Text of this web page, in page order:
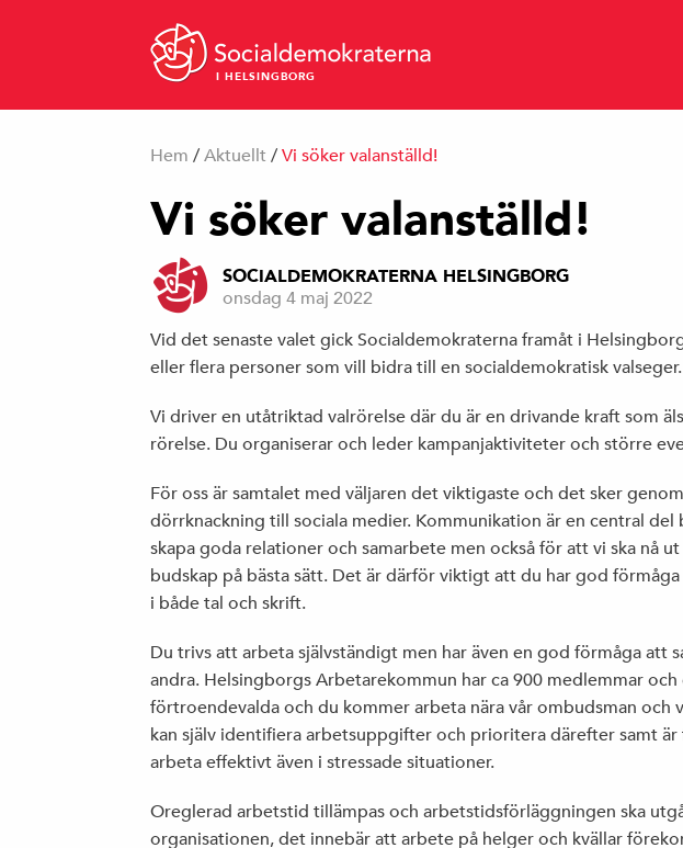
I HELSINGBORG
Hem / Aktuellt / Vi söker valanställd!
Vi söker valanställd!
SOCIALDEMOKRATERNA HELSINGBORG
onsdag 4 maj 2022
Vid det senaste valet gick Socialdemokraterna framåt i
eller flera personer som vill bidra till en socialdemokratisk valseger.
Vi driver en utåtriktad valrörelse där du är en drivande kraft som
rörelse. Du organiserar och leder kampanjaktiviteter och större
För oss är samtalet med väljaren det viktigaste och det sker
dörrknackning till sociala medier. Kommunikation är en central del
skapa goda relationer och samarbete men också för att vi ska nå
budskap på bästa sätt. Det är därför viktigt att du har god
i både tal och skrift.
Du trivs att arbeta självständigt men har även en god förmåga att
andra. Helsingborgs Arbetarekommun har ca 900 medlemmar
förtroendevalda och du kommer arbeta nära vår ombudsman och
kan själv identifiera arbetsuppgifter och prioritera därefter samt är
arbeta effektivt även i stressade situationer.
Oreglerad arbetstid tillämpas och arbetstidsförläggningen ska
organisationen, det innebär att arbete på helger och kvällar